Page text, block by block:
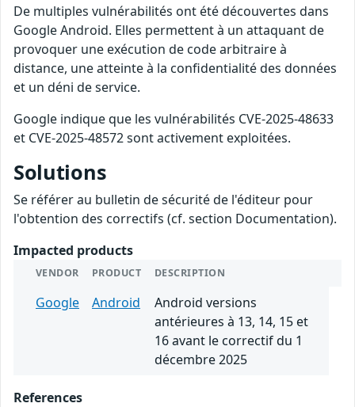
De multiples vulnérabilités ont été découvertes dans
Google Android. Elles permettent à un attaquant de
provoquer une exécution de code arbitraire à
distance, une atteinte à la confidentialité des données
et un déni de service.
Google indique que les vulnérabilités CVE-2025-48633
et CVE-2025-48572 sont activement exploitées.
Solutions
Se référer au bulletin de sécurité de l'éditeur pour
l'obtention des correctifs (cf. section Documentation).
Impacted products
VENDOR PRODUCT DESCRIPTION
Google Android
Android versions
antérieures à 13, 14, 15 et
16 avant le correctif du 1
décembre 2025
References